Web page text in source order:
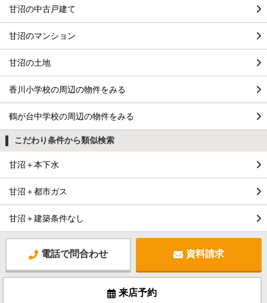
甘沼の中古戸建て
甘沼のマンション
甘沼の土地
香川小学校の周辺の物件をみる
鶴が台中学校の周辺の物件をみる
こだわり条件から類似検索
甘沼＋本下水
甘沼＋都市ガス
甘沼＋建築条件なし
電話で問合わせ 資料請求
来店予約